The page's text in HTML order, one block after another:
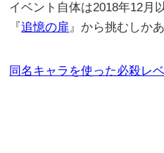
イベント自体は2018年12月
『追憶の扉』から挑むしか
同名キャラを使った必殺レ